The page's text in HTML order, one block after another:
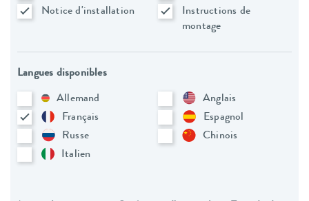
Notice d'installation
Instructions de
montage
Langues disponibles
Allemand
Anglais
Français
Espagnol
Russe
Chinois
Italien